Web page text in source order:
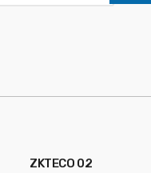
ZKTECO 02